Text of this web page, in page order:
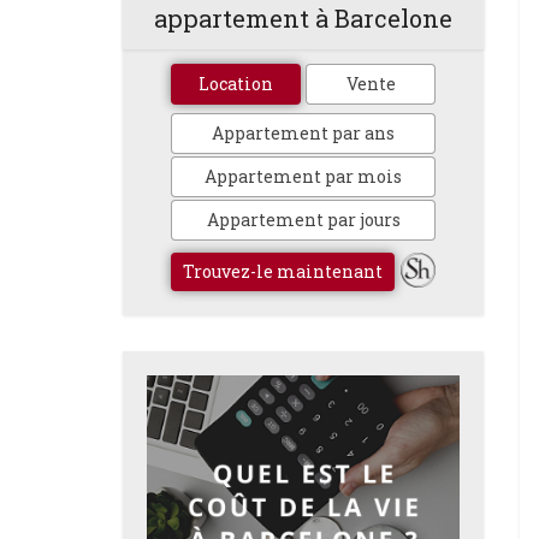
appartement à Barcelone
Location Vente
Appartement par ans
Appartement par mois
Appartement par jours
Trouvez-le maintenant